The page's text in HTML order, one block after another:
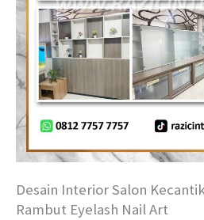
Desain Interior Salon
Rambut Eyelash Nail Art